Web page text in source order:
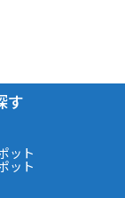
す
ット
ット